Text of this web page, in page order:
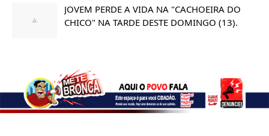
JOVEM PERDE A VIDA NA "CACHOEIRA DO
CHICO" NA TARDE DESTE DOMINGO (13).